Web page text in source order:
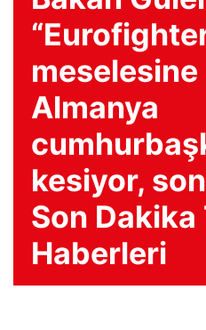
Almanya
kesiyor,
Son
Haberleri